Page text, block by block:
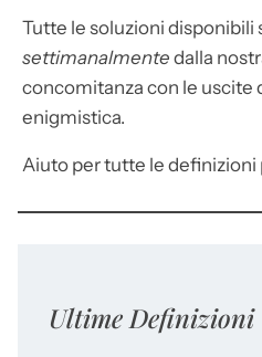
Tutte le soluzioni disponibili
settimanalmente dalla
concomitanza con le uscite
enigmistica.
Aiuto per tutte le definizioni
Ultime Definizioni